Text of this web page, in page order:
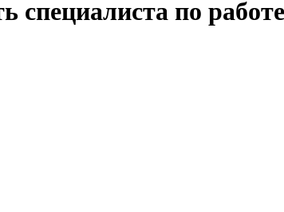
специалиста по